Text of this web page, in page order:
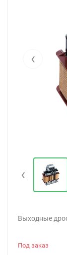
‹
‹
Выходные
Под заказ